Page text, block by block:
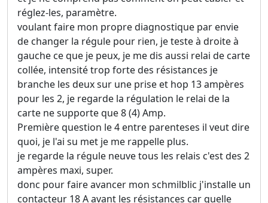
réglez-les, paramètre.
voulant faire mon propre diagnostique par envie
de changer la régule pour rien, je teste à droite à
gauche ce que je peux, je me dis aussi relai de carte
collée, intensité trop forte des résistances je
branche les deux sur une prise et hop 13 ampères
pour les 2, je regarde la régulation le relai de la
carte ne supporte que 8 (4) Amp.
Première question le 4 entre parenteses il veut dire
quoi, je l'ai su met je me rappelle plus.
je regarde la régule neuve tous les relais c'est des 2
ampères maxi, super.
donc pour faire avancer mon schmilblic j'installe un
contacteur 18 A avant les résistances car quelle